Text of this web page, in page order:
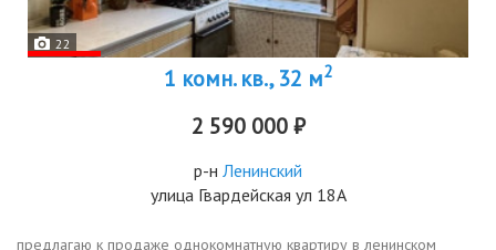
22
1 комн. кв., 32 м2
2 590 000 ₽
р-н Ленинский
улица Гвардейская ул 18А
предлагаю к продаже однокомнатную квартиру в ленинском